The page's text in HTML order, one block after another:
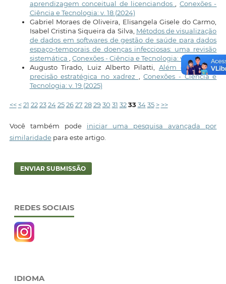
aprendizagem conceitual de licenciandos
Conexões -
Ciência e Tecnologia: v. 18 (2024)
Gabriel Moraes de Oliveira, Elisangela Gisele do Carmo,
Isabel Cristina Siqueira da Silva, Métodos de visualização
de dados em softwares de gestão de saúde para dados
espaço-temporais de doenças infecciosas: uma revisão
sistemática
Conexões - Ciência e Tecnologia: v. 19 (2025)
Augusto Tirado, Luiz Alberto Pilatti, Além das peças:
precisão estratégica no xadrez
,Conexões - Ciência e
Tecnologia: v. 19 (2025)
<< < 21 22 23 24 25 26 27 28 29 30 31 32 33 34 35 > >>
Você também pode iniciar uma pesquisa avançada por
similaridadepara este artigo.
ENVIAR SUBMISSÃO
REDES SOCIAIS
IDIOMA